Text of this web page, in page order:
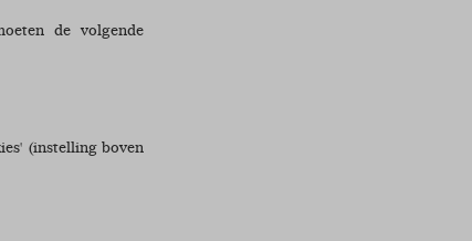
de volgende
(instelling boven